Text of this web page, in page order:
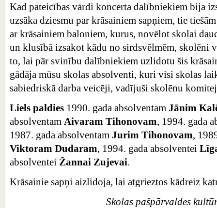
Kad pateicības vārdi koncerta dalībniekiem bija
uzsāka dziesmu par krāsainiem sapņiem, tie
ar krāsainiem baloniem, kurus, novēlot skolai
un klusībā izsakot kādu no sirdsvēlmēm, skolēni
to, lai pār svinību dalībniekiem uzlidotu šis
gādāja mūsu skolas absolventi, kuri visi skolas
sabiedriskā darba veicēji, vadījuši skolēnu
Liels paldies 1990. gada absolventam Jānim
absolventam Aivaram Tihonovam, 1994. gada
1987. gada absolventam Jurim Tihonovam,
Viktoram Dudaram, 1994. gada absolventei
absolventei Žannai Zujevai.
Krāsainie sapņi aizlidoja, lai atgrieztos kādreiz
Skolas pašpārvaldes